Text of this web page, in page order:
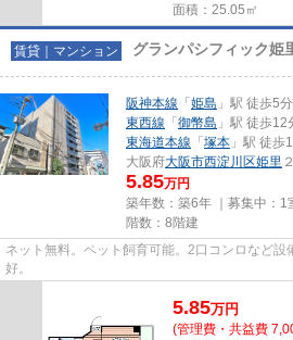
面積：25.05㎡
賃貸｜マンション グランパシフィック姫
阪神本線 「 姫島 」駅 徒歩5分
東西線 「 御幣島 」駅 徒歩12
東海道本線 「 塚本 」駅 徒歩
大阪府大阪市西淀川区姫里
5.85万円
築年数：築6年 ｜募集中： 1
階数：8階建
ネット無料。ペット飼育可能。2口コンロなど設
好。
5.85万円
(管理費・共益費